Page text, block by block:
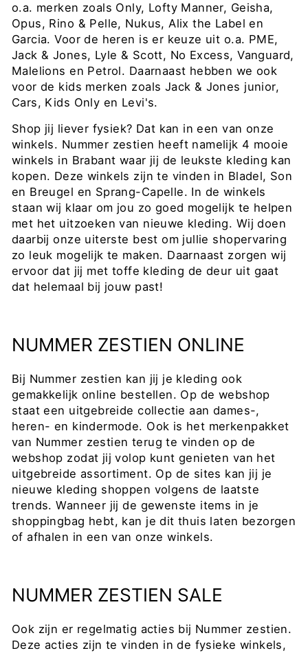
o.a. merken zoals Only, Lofty Manner, Geisha,
Opus, Rino & Pelle, Nukus, Alix the Label en
Garcia. Voor de heren is er keuze uit o.a. PME,
Jack & Jones, Lyle & Scott, No Excess, Vanguard,
Malelions en Petrol. Daarnaast hebben we ook
voor de kids merken zoals Jack & Jones junior,
Cars, Kids Only en Levi's.
Shop jij liever fysiek? Dat kan in een van onze
winkels. Nummer zestien heeft namelijk 4 mooie
winkels in Brabant waar jij de leukste kleding kan
kopen. Deze winkels zijn te vinden in Bladel, Son
en Breugel en Sprang-Capelle. In de winkels
staan wij klaar om jou zo goed mogelijk te helpen
met het uitzoeken van nieuwe kleding. Wij doen
daarbij onze uiterste best om jullie shopervaring
zo leuk mogelijk te maken. Daarnaast zorgen wij
ervoor dat jij met toffe kleding de deur uit gaat
dat helemaal bij jouw past!
NUMMER ZESTIEN ONLINE
Bij Nummer zestien kan jij je kleding ook
gemakkelijk online bestellen. Op de webshop
staat een uitgebreide collectie aan dames-,
heren- en kindermode. Ook is het merkenpakket
van Nummer zestien terug te vinden op de
webshop zodat jij volop kunt genieten van het
uitgebreide assortiment. Op de sites kan jij je
nieuwe kleding shoppen volgens de laatste
trends. Wanneer jij de gewenste items in je
shoppingbag hebt, kan je dit thuis laten bezorgen
of afhalen in een van onze winkels.
NUMMER ZESTIEN SALE
Ook zijn er regelmatig acties bij Nummer zestien.
Deze acties zijn te vinden in de fysieke winkels,